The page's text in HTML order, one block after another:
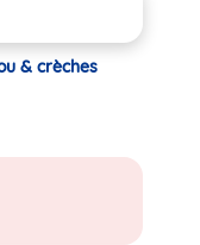
& crèches